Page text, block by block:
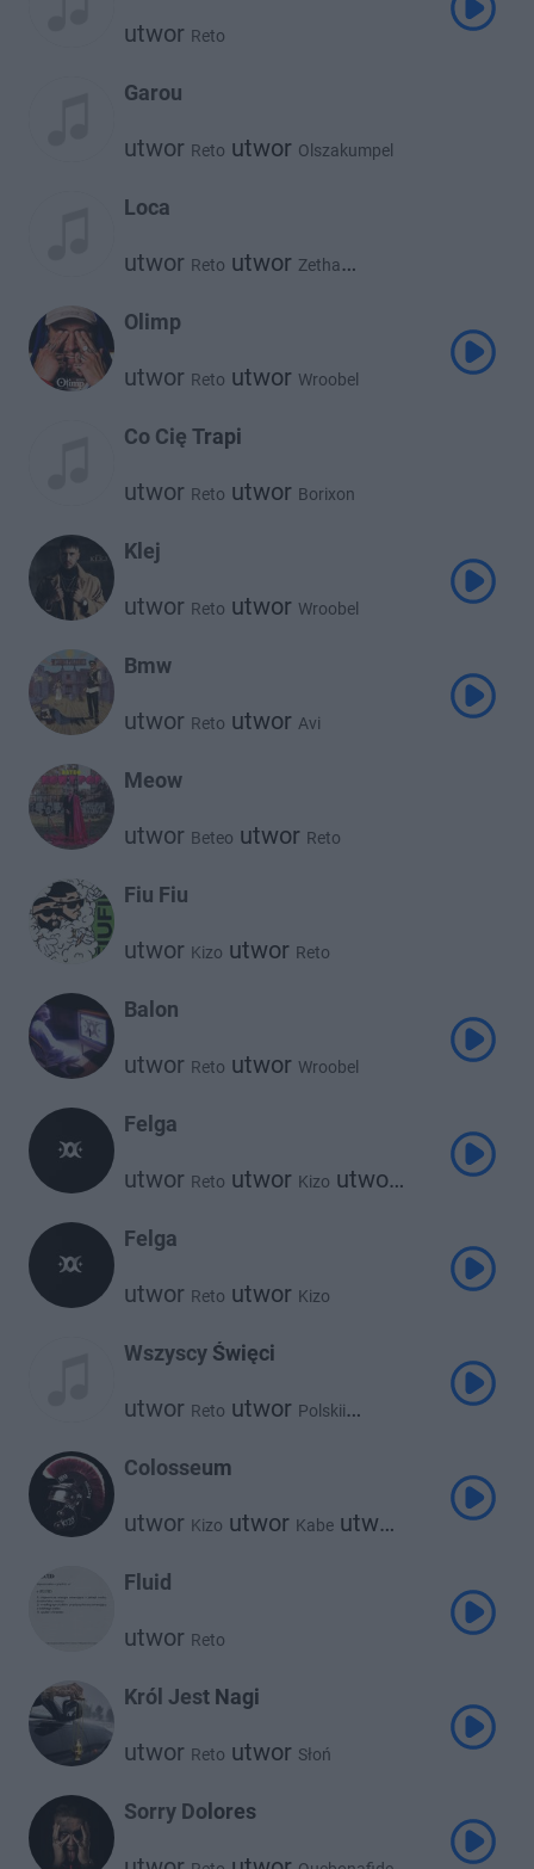
utwor Reto
Garou
utwor Reto utwor Olszakumpel
Loca
utwor Reto utwor Zetha
Wroobel
Olimp
utwor Reto utwor Wroobel
Co Cię Trapi
utwor Reto utwor Borixon
Klej
utwor Reto utwor Wroobel
Bmw
utwor Reto utwor Avi
Meow
utwor Beteo utwor Reto
Fiu Fiu
utwor Kizo utwor Reto
Balon
utwor Reto utwor Wroobel
Felga
utwor Reto utwor Kizo utwor
Felga
utwor Reto utwor Kizo
Wszyscy Święci
utwor Reto utwor Polskii
Colosseum
utwor Kizo utwor Kabe utwor
Borixon
Fluid
utwor Reto
Król Jest Nagi
utwor Reto utwor Słoń
Sorry Dolores